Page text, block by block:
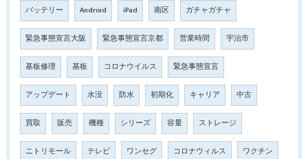
バッテリー Android iPad 南区 ガチャガチャ
緊急事態宣言大阪 緊急事態宣言京都 営業時間 宇治市
基板修理 基板 コロナウイルス 緊急事態宣言
アップデート 水没 防水 初期化 キャリア 中古
買取 販売 機種 シリーズ 容量 ストレージ
ニトリモール テレビ ワンセグ コロナウィルス ワクチン